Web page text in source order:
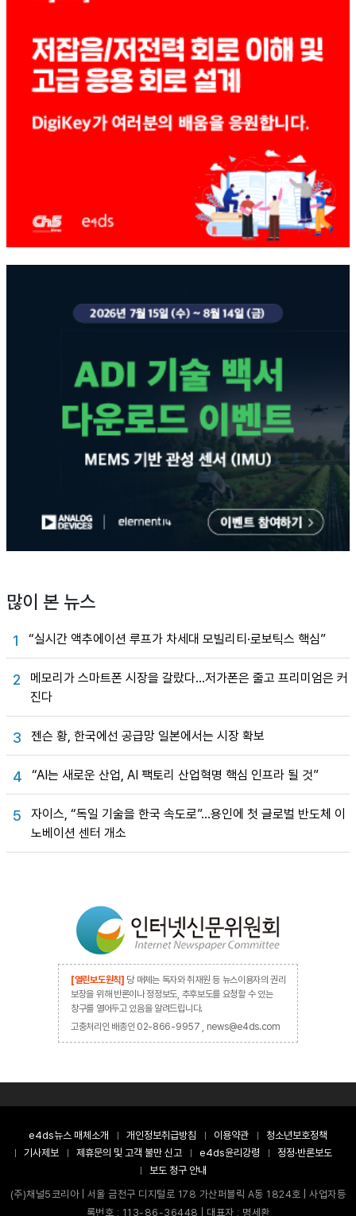
많이 본 뉴스
1 “실시간 액추에이션 루프가 차세대 모빌리티·로보틱스 핵심”
2
메모리가 스마트폰 시장을 갈랐다…저가폰은 줄고 프리미엄은 커
진다
3 젠슨 황, 한국에선 공급망 일본에서는 시장 확보
4 “AI는 새로운 산업, AI 팩토리 산업혁명 핵심 인프라 될 것”
5
자이스, “독일 기술을 한국 속도로”…용인에 첫 글로벌 반도체 이
노베이션 센터 개소
[열린보도원칙] 당 매체는 독자와 취재원 등 뉴스이용자의 권리
보장을 위해 반론이나 정정보도, 추후보도를 요청할 수 있는
창구를 열어두고 있음을 알려드립니다.
고충처리인 배종인 02-866-9957 , news@e4ds.com
e4ds뉴스 매체소개 개인정보취급방침 이용약관
청소년보호정책
기사제보
제휴문의 및 고객 불만 신고 e4ds윤리강령
정정·반론보도
보도 청구 안내
(주)채널5코리아 | 서울 금천구 디지털로 178 가산퍼블릭 A동 1824호 | 사업자등
록번호 : 113-86-36448 | 대표자 : 명세환